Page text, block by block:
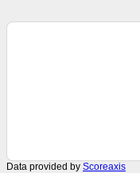
Data provided by Scoreaxis